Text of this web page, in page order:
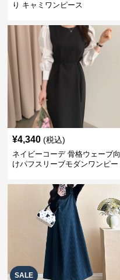
り キャミワンピース
¥4,340 (税込)
ネイビーコーデ 骨格ウェーブ向
けパフスリーブモダンワンピー
SALE